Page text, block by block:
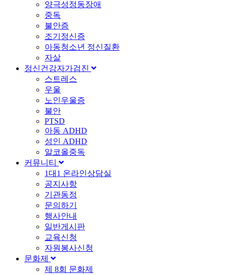
양극성정동장애
중독
불안증
조기정신증
아동청소년 정신질환
자살
정신건강자가검진
스트레스
우울
노인우울증
불안
PTSD
아동 ADHD
성인 ADHD
알코올중독
커뮤니티
1대1 온라인상담실
공지사항
기관동정
문의하기
행사안내
일반게시판
교육신청
자원봉사신청
문화제
제 8회 문화제